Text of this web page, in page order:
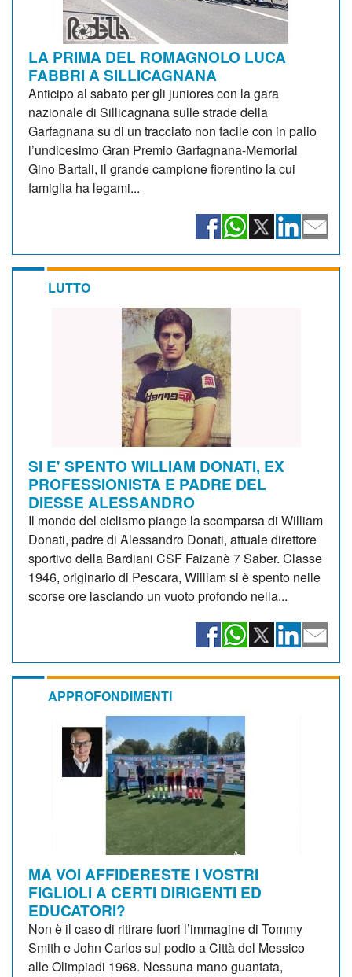
LA PRIMA DEL ROMAGNOLO LUCA
FABBRI A SILLICAGNANA
Anticipo al sabato per gli juniores con la gara
nazionale di Sillicagnana sulle strade della
Garfagnana su di un tracciato non facile con in palio
l’undicesimo Gran Premio Garfagnana-Memorial
Gino Bartali, il grande campione fiorentino la cui
famiglia ha legami...
LUTTO
SI E' SPENTO WILLIAM DONATI, EX
PROFESSIONISTA E PADRE DEL
DIESSE ALESSANDRO
Il mondo del ciclismo piange la scomparsa di William
Donati, padre di Alessandro Donati, attuale direttore
sportivo della Bardiani CSF Faizanè 7 Saber. Classe
1946, originario di Pescara, William si è spento nelle
scorse ore lasciando un vuoto profondo nella...
APPROFONDIMENTI
MA VOI AFFIDERESTE I VOSTRI
FIGLIOLI A CERTI DIRIGENTI ED
EDUCATORI?
Non è il caso di ritirare fuori l’immagine di Tommy
Smith e John Carlos sul podio a Città del Messico
alle Olimpiadi 1968. Nessuna mano guantata,